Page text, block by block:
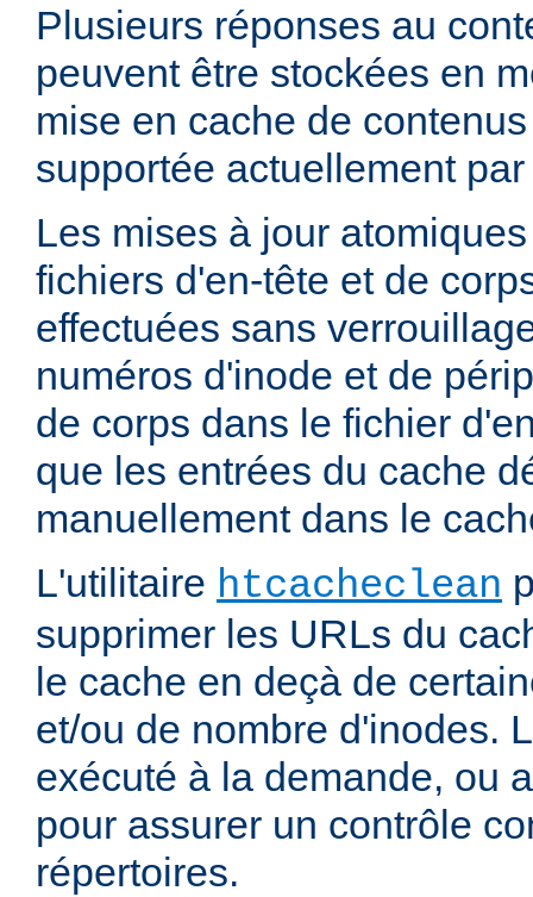
Plusieurs réponses au
peuvent être stockées en
mise en cache de
supportée actuellement
Les mises à jour
fichiers d'en-tête et de
effectuées sans
numéros d'inode et de
de corps dans le fichier
que les entrées du cache
manuellement dans le
L'utilitaire htcacheclean
supprimer les URLs du
le cache en deçà de
et/ou de nombre d'inodes.
exécuté à la demande, ou
pour assurer un contrôle
répertoires.